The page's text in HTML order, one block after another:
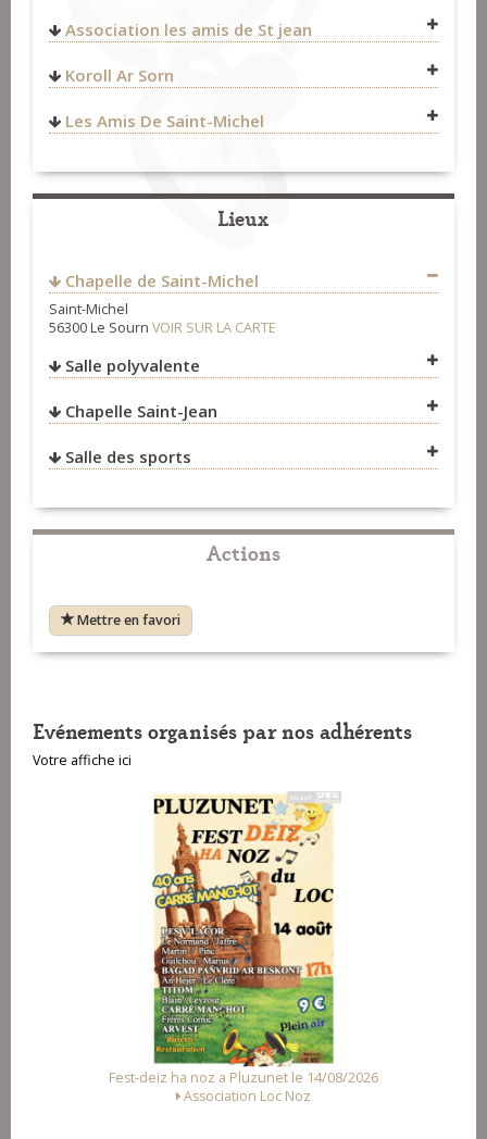
Association les amis de St jean
Fest-Noz et Fest-Deiz
Koroll Ar Sorn
Fest-Noz et Fest-Deiz > Organisateurs
Formation>Organisateurs
Les Amis De Saint-Michel
Lieux
Chapelle de Saint-Michel
Saint-Michel
56300 Le Sourn VOIR SUR LA CARTE
Salle polyvalente
Chapelle Saint-Jean
VOIR SUR LA CARTE
Salle des sports
VOIR SUR LA CARTE
Actions
Mettre en favori
Evénements organisés par nos adhérents
Votre affiche ici
Fest-deiz ha noz a Pluzunet le 14/08/2026
Association Loc Noz